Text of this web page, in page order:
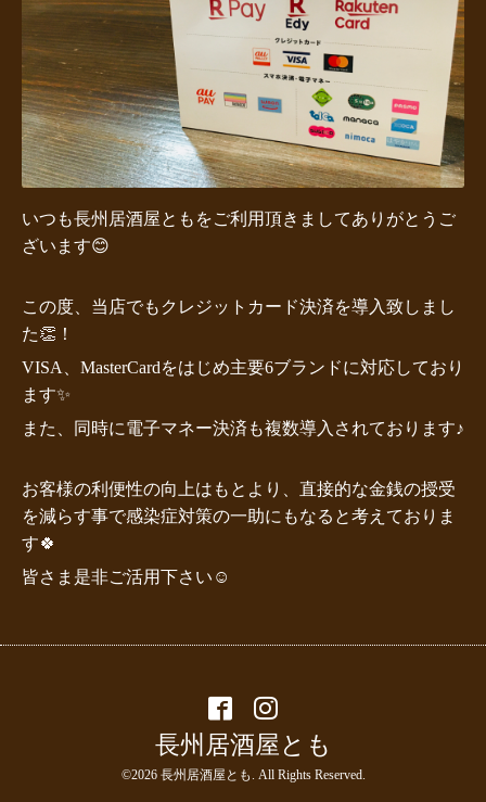
いつも長州居酒屋ともをご利用頂きましてありがとうご
ざいます😊
この度、当店でもクレジットカード決済を導入致しまし
た👏！
VISA、MasterCardをはじめ主要6ブランドに対応しており
ます✨
また、同時に電子マネー決済も複数導入されております♪
お客様の利便性の向上はもとより、直接的な金銭の授受
を減らす事で感染症対策の一助にもなると考えておりま
す🍀
皆さま是非ご活用下さい☺️
長州居酒屋とも
©2026 長州居酒屋とも . All Rights Reserved.